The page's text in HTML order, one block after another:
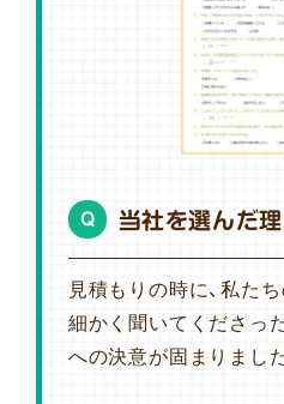
Q 当社を選んだ
見積もりの時に、私た
細かく聞いてくださっ
への決意が固まりました